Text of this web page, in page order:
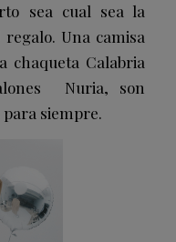
sea cual sea la
Una camisa
chaqueta Calabria
Nuria, son
siempre.